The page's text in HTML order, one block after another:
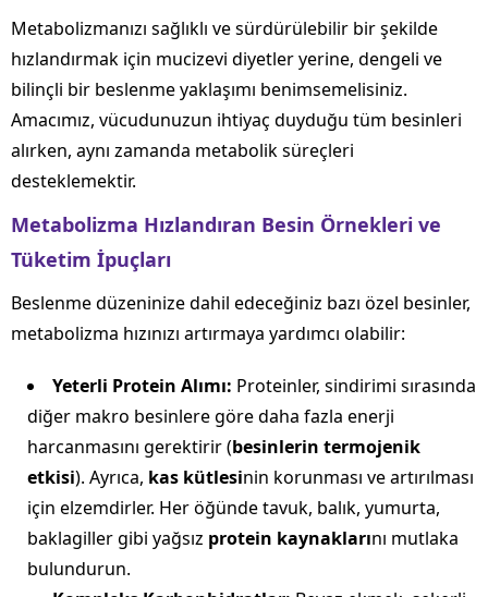
Metabolizmanızı sağlıklı ve sürdürülebilir bir şekilde
hızlandırmak için mucizevi diyetler yerine, dengeli ve
bilinçli bir beslenme yaklaşımı benimsemelisiniz.
Amacımız, vücudunuzun ihtiyaç duyduğu tüm besinleri
alırken, aynı zamanda metabolik süreçleri
desteklemektir.
Metabolizma Hızlandıran Besin Örnekleri ve
Tüketim İpuçları
Beslenme düzeninize dahil edeceğiniz bazı özel besinler,
metabolizma hızınızı artırmaya yardımcı olabilir:
Yeterli Protein Alımı: Proteinler, sindirimi sırasında
diğer makro besinlere göre daha fazla enerji
harcanmasını gerektirir (besinlerin termojenik
etkisi). Ayrıca, kas kütlesinin korunması ve artırılması
için elzemdirler. Her öğünde tavuk, balık, yumurta,
baklagiller gibi yağsız protein kaynaklarını mutlaka
bulundurun.